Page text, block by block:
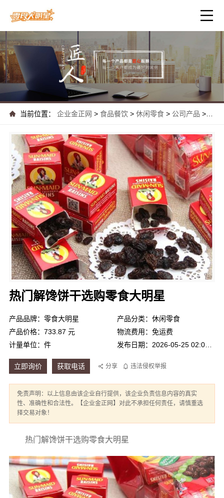
当前位置： 企业金正网> 食品餐饮 > 休闲零食> 公司产品 >
热门解馋饼干选购零食大明星
产品品牌：零食大明星
产品分类：休闲零食
产品价格：733.87 元
物流费用：免运费
计量单位：件
立即询价 获取电话 分享 违法侵权举报
免责声明：以上信息由该企业自行提供，该企业负责信息内容的真实
性、准确性和合法性。【企业金正网】对此不承担任何责任，请慎重选
择交易对象！
热门解馋饼干选购零食大明星